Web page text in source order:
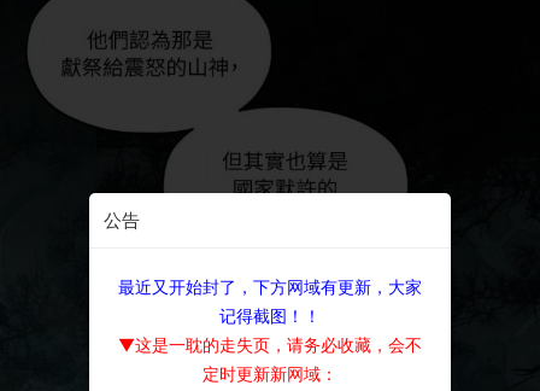
公告
最近又开始封了，下方网域有更新，大家
记得截图！！
▼这是一耽的走失页，请务必收藏，会不
定时更新新网域：